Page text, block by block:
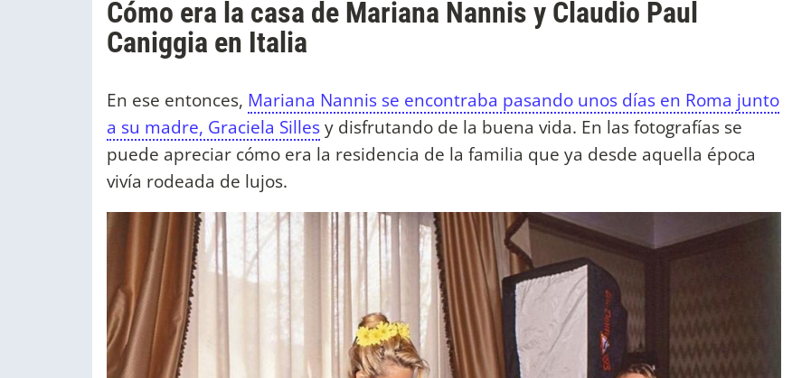
Cómo era la casa de Mariana Nannis y Claudio Paul
Caniggia en Italia
En ese entonces, Mariana Nannis se encontraba pasando unos días en Roma junto
a su madre, Graciela Sillesy disfrutando de la buena vida. En las fotografías se
puede apreciar cómo era la residencia de la familia que ya desde aquella época
vivía rodeada de lujos.